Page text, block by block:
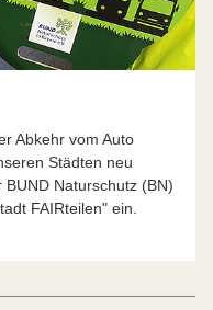
Abkehr vom Auto
Städten neu
Naturschutz (BN)
FAIRteilen" ein.